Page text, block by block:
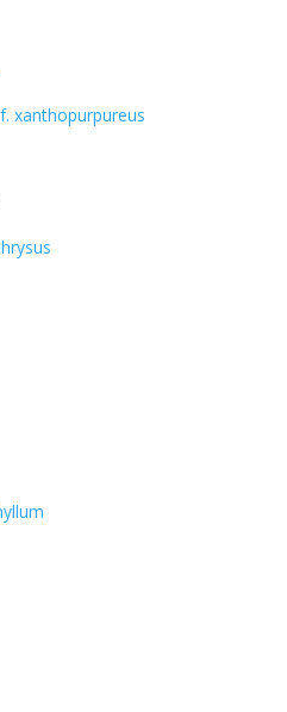
xanthopurpureus